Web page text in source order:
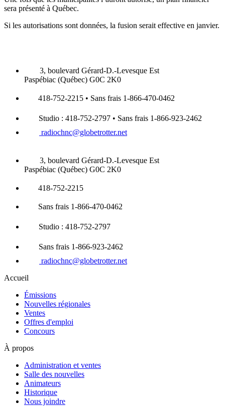
sera présenté à Québec.
Si les autorisations sont données, la fusion serait effective en janvier.
3, boulevard Gérard-D.-Levesque Est
Paspébiac (Québec) G0C 2K0
418-752-2215 • Sans frais 1-866-470-0462
Studio : 418-752-2797 • Sans frais 1-866-923-2462
radiochnc@globetrotter.net
3, boulevard Gérard-D.-Levesque Est
Paspébiac (Québec) G0C 2K0
418-752-2215
Sans frais 1-866-470-0462
Studio : 418-752-2797
Sans frais 1-866-923-2462
radiochnc@globetrotter.net
Accueil
Émissions
Nouvelles régionales
Ventes
Offres d'emploi
Concours
À propos
Administration et ventes
Salle des nouvelles
Animateurs
Historique
Nous joindre